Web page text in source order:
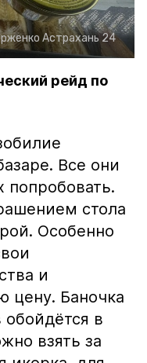
Астрахань 24
рейд по
Все они
попробовать.
стола
Особенно
и
цену. Баночка
в
взять за